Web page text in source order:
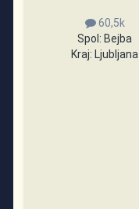
60,5k
Spol: Bejba
Kraj: Ljubljana